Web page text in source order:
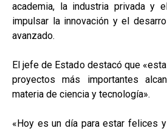
academia, la industria privada y
impulsar la innovación y el
avanzado.
El jefe de Estado destacó que
proyectos más importantes
materia de ciencia y tecnología».
«Hoy es un día para estar felices